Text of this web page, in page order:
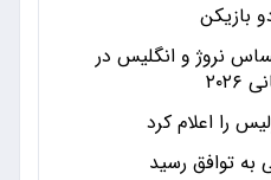
بازیکن
نروژ و انگلیس در
را اعلام کرد
به توافق رسید